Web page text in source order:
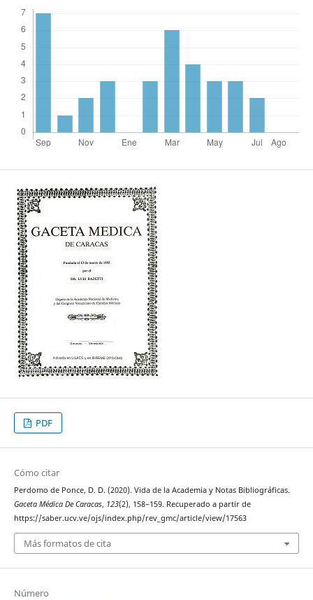
PDF
Cómo citar
Perdomo de Ponce, D. D. (2020). Vida de la Academia y Notas Bibliográficas.
Gaceta Médica De Caracas, 123(2), 158–159. Recuperado a partir de
https://saber.ucv.ve/ojs/index.php/rev_gmc/article/view/17563
Más formatos de cita
Número